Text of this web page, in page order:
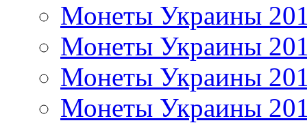
Монеты Украины
Монеты Украины
Монеты Украины
Монеты Украины